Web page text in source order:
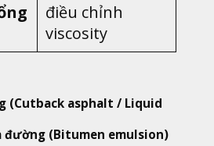
điều chỉnh
viscosity
(Cutback asphalt / Liquid
(Bitumen emulsion)